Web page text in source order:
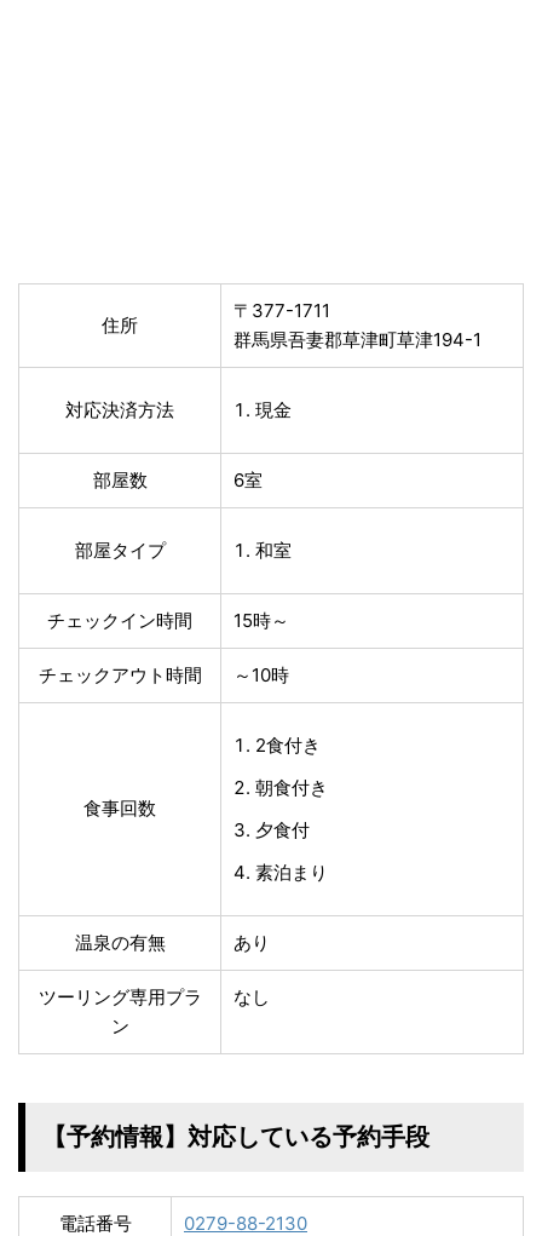
住所
〒377-1711
群馬県吾妻郡草津町草津194-1
対応決済方法 現金
部屋数 6室
部屋タイプ 和室
チェックイン時間 15時～
チェックアウト時間 ～10時
食事回数
2食付き
朝食付き
夕食付
素泊まり
温泉の有無 あり
ツーリング専用プラ
ン
なし
【予約情報】対応している予約手段
電話番号 0279-88-2130